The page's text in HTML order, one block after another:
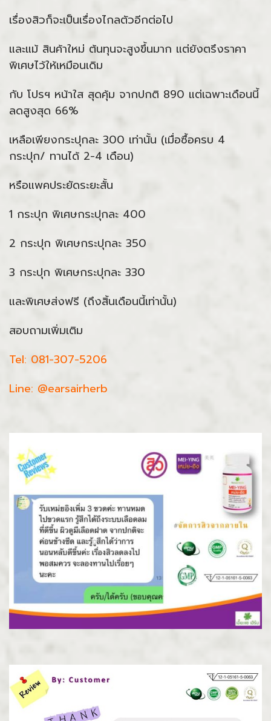
เรื่องสิวก็จะเป็นเรื่องไกลตัวอีกต่อไป
และแม้ สินค้าใหม่ ต้นทุนจะสูงขึ้นมาก แต่ยังตรึงราคา
พิเศษไว้ให้เหมือนเดิม
กับ โปรฯ หน้าใส สุดคุ้ม จากปกติ 890 แต่เฉพาะเดือนนี้
ลดสูงสุด 66%
เหลือเพียงกระปุกละ 300 เท่านั้น (เมื่อซื้อครบ 4
กระปุก/ ทานได้ 2-4 เดือน)
หรือแพคประยัดระยะสั้น
1 กระปุก พิเศษกระปุกละ 400
2 กระปุก พิเศษกระปุกละ 350
3 กระปุก พิเศษกระปุกละ 330
และพิเศษส่งฟรี (ถึงสิ้นเดือนนี้เท่านั้น)
สอบถามเพิ่มเติม
Tel: 081-307-5206
Line: @earsairherb